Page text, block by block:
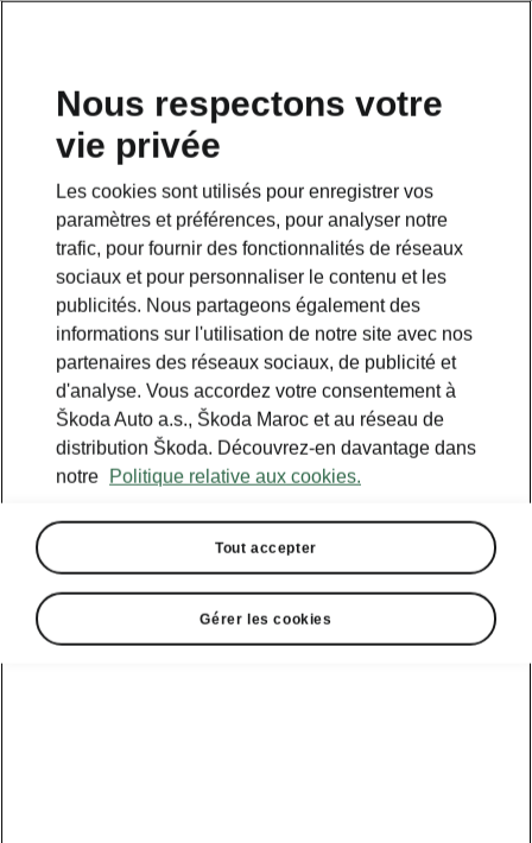
Nous respectons votre
vie privée
Les cookies sont utilisés pour enregistrer vos
paramètres et préférences, pour analyser notre
trafic, pour fournir des fonctionnalités de réseaux
sociaux et pour personnaliser le contenu et les
publicités. Nous partageons également des
informations sur l'utilisation de notre site avec nos
partenaires des réseaux sociaux, de publicité et
d'analyse. Vous accordez votre consentement à
Škoda Auto a.s., Škoda Maroc et au réseau de
distribution Škoda. Découvrez-en davantage dans
notre
Politique relative aux cookies.
Tout accepter
Gérer les cookies